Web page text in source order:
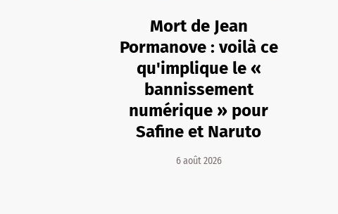
Mort de Jean
Pormanove : voilà ce
qu'implique le «
bannissement
numérique » pour
Safine et Naruto
6 août 2026